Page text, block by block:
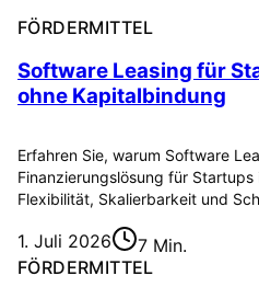
FÖRDERMITTEL
Software Leasing für
ohne Kapitalbindung
Erfahren Sie, warum Software
Finanzierungslösung für
Flexibilität, Skalierbarkeit und
1. Juli 2026
7 Min.
FÖRDERMITTEL